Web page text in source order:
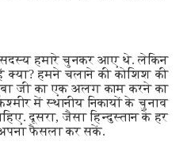
सदस्य हमारे चुनकर आए थे. लेकिन
हमने चलाने की कोशिश की
जी का एक अलग काम करने का
में स्थानीय निकायों के चुनाव
दूसरा, जैसा हिन्दुस्तान के हर
अपना फैसला कर सकें.